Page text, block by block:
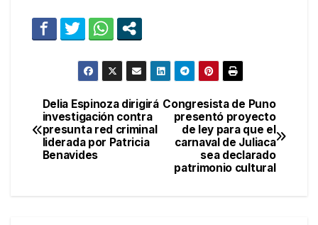
Navegación
de
Congresista de Puno
presentó proyecto
de ley para que el
carnaval de Juliaca
sea declarado
patrimonio cultural
Delia Espinoza dirigirá
investigación contra
presunta red criminal
liderada por Patricia
Benavides